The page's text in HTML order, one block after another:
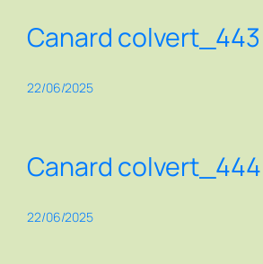
Canard colvert_443
22/06/2025
Canard colvert_444
22/06/2025